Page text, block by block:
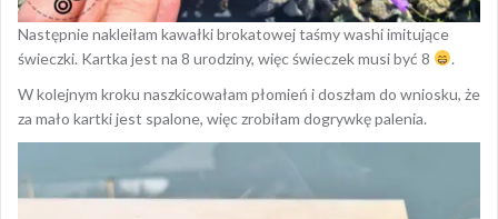
Następnie nakleiłam kawałki brokatowej taśmy washi imitujące
świeczki. Kartka jest na 8 urodziny, więc świeczek musi być 8
.
W kolejnym kroku naszkicowałam płomień i doszłam do wniosku, że
za mało kartki jest spalone, więc zrobiłam dogrywkę palenia.